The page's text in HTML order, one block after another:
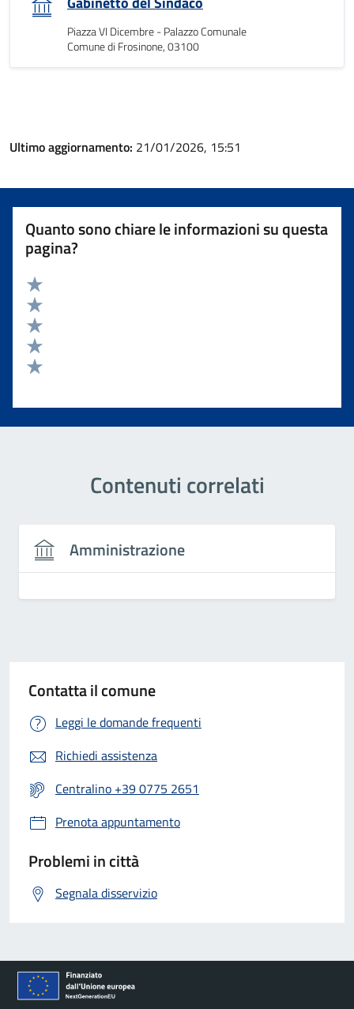
Piazza VI Dicembre - Palazzo Comunale
Comune di Frosinone, 03100
Ultimo aggiornamento: 21/01/2026, 15:51
Quanto sono chiare le informazioni su questa
pagina?
Valuta 5 stelle su 5
Valuta 4 stelle su 5
Valuta 3 stelle su 5
Valuta 2 stelle su 5
Contenuti correlati
Amministrazione
Contatta il comune
Leggi le domande frequenti
Richiedi assistenza
Centralino +39 0775 2651
Prenota appuntamento
Problemi in città
Segnala disservizio